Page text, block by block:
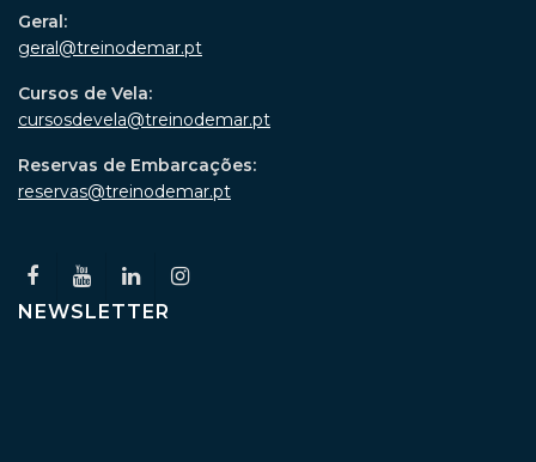
Geral:
geral@treinodemar.pt
Cursos de Vela:
cursosdevela@treinodemar.pt
Reservas de Embarcações:
reservas@treinodemar.pt
NEWSLETTER